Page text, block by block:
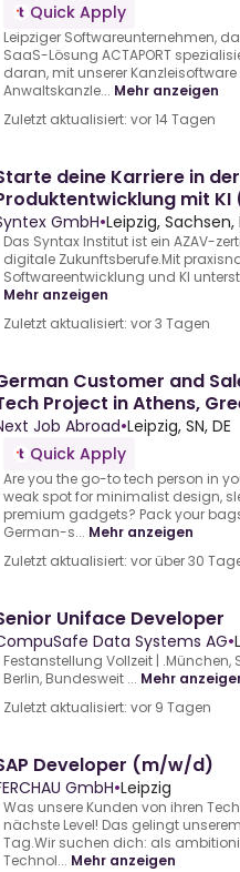
Quick Apply
Leipziger Softwareunternehmen,
SaaS-Lösung ACTAPORT
daran, mit unserer
Anwaltskanzle... Mehr anzeigen
Zuletzt aktualisiert: vor 14 Tagen
deine Karriere in
mit
GmbH•Leipzig, Sachsen,
Das Syntax Institut ist ein AZAV-
digitale Zukunftsberufe.Mit
Softwareentwicklung und KI
Mehr anzeigen
Zuletzt aktualisiert: vor 3 Tagen
Customer and
Project in Athens,
Job Abroad•Leipzig, SN, DE
Quick Apply
Are you the go-to tech person in
weak spot for minimalist design,
premium gadgets? Pack your
German-s... Mehr anzeigen
Zuletzt aktualisiert: vor über 30
Uniface Developer
Data Systems AG•
Festanstellung Vollzeit | .München,
Berlin, Bundesweit ... Mehr
Zuletzt aktualisiert: vor 9 Tagen
Developer (m/w/d)
GmbH•Leipzig
Was unsere Kunden von ihren
nächste Level! Das gelingt
Tag.Wir suchen dich: als
Technol... Mehr anzeigen